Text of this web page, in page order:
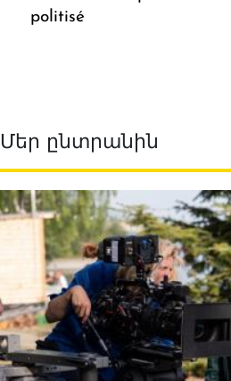
politisé
Մեր ընտրանին